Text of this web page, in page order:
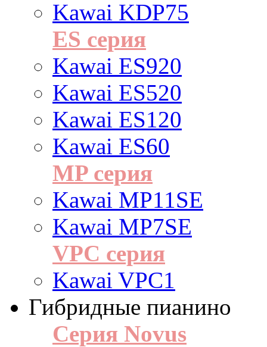
Kawai KDP75
ES cерия
Kawai ES920
Kawai ES520
Kawai ES120
Kawai ES60
MP серия
Kawai MP11SE
Kawai MP7SE
VPC серия
Kawai VPC1
Гибридные пианино
Серия Novus